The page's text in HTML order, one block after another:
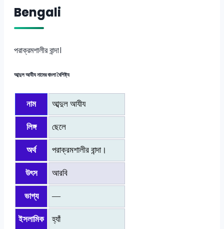
Bengali
পরাক্রমশালীর বান্দা।
আব্দুল আযীয নামের বাংলা বৈশিষ্ট্য
নাম আব্দুল আযীয
লিঙ্গ ছেলে
অর্থ পরাক্রমশালীর বান্দা।
উৎস আরবি
ভাগ্য —
ইসলামিক
হ্যাঁ